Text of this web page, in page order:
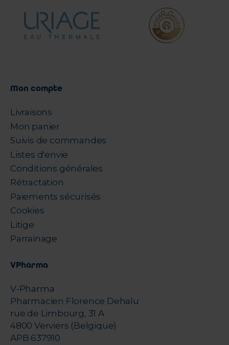
Mon compte
Livraisons
Mon panier
Suivis de commandes
Listes d'envie
Conditions générales
Rétractation
Paiements sécurisés
Cookies
Litige
Parrainage
VPharma
V-Pharma
Pharmacien Florence Dehalu
rue de Limbourg, 31 A
4800 Verviers (Belgique)
APB 637910